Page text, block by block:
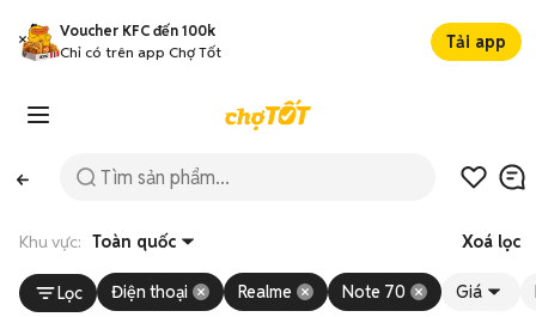
Voucher KFC đến 100k
Chỉ có trên app Chợ Tốt
Tải app
Khu vực: Toàn quốc Xoá lọc
Lọc Điện thoại Realme Note 70 Giá